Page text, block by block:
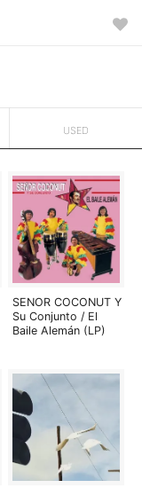
USED
SENOR COCONUT Y
Su Conjunto / El
Baile Alemán (LP)